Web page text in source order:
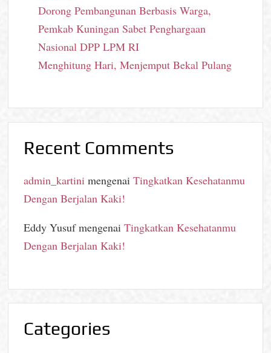
Dorong Pembangunan Berbasis Warga,
Pemkab Kuningan Sabet Penghargaan
Nasional DPP LPM RI
Menghitung Hari, Menjemput Bekal Pulang
Recent Comments
admin_kartini mengenaiTingkatkan Kesehatanmu
Dengan Berjalan Kaki!
Eddy YusufmengenaiTingkatkan Kesehatanmu
Dengan Berjalan Kaki!
Categories